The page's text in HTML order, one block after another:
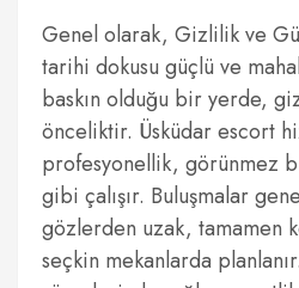
Genel olarak, Gizlilik ve
tarihi dokusu güçlü ve
baskın olduğu bir yerde,
önceliktir. Üsküdar escort
profesyonellik, görünmez
gibi çalışır. Buluşmalar
gözlerden uzak, tamamen
seçkin mekanlarda